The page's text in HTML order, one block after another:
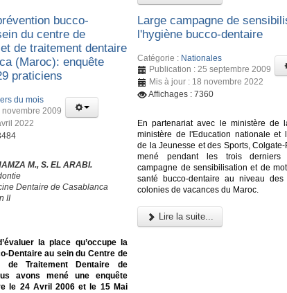
bucco-
du centre de
de traitement dentaire
(Maroc): enquête
praticiens
du mois
2009
2022
M., S. EL ARABI.
Dentaire de Casablanca
II
la place qu’occupe la
Dentaire au sein du Centre de
de Traitement Dentaire de
avons mené une enquête
le 24 Avril 2006 et le 15 Mai
Large campagne de
l'hygiène bucco-dentaire
Catégorie : Nationales
Publication : 25 septembre 2009
Mis à jour : 18 novembre 2022
Affichages : 7360
En partenariat avec le ministère de
ministère de l'Education nationale et
de la Jeunesse et des Sports,
mené pendant les trois derniers
campagne de sensibilisation et de
santé bucco-dentaire au niveau des
colonies de vacances du Maroc.
Lire la suite...